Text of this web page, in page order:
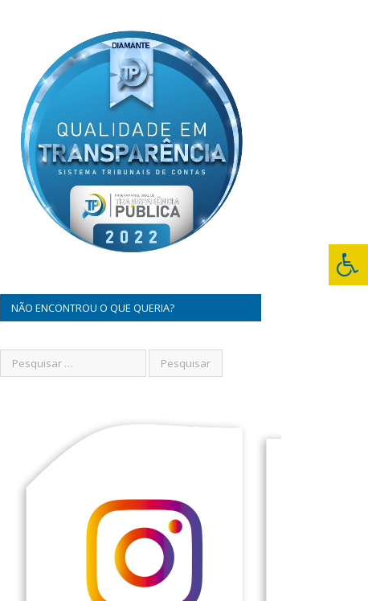
NÃO ENCONTROU O QUE QUERIA?